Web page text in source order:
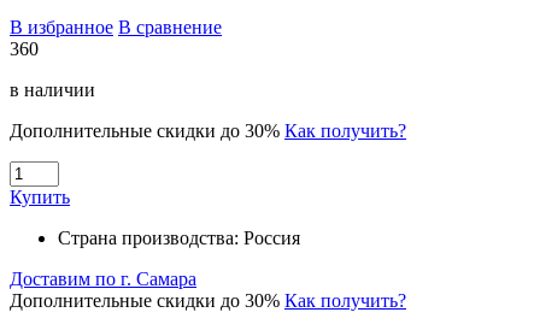
В избранное В сравнение
360
в наличии
Дополнительные скидки до 30% Как получить?
Купить
Страна производства: Россия
Доставим по г. Самара
Дополнительные скидки до 30% Как получить?